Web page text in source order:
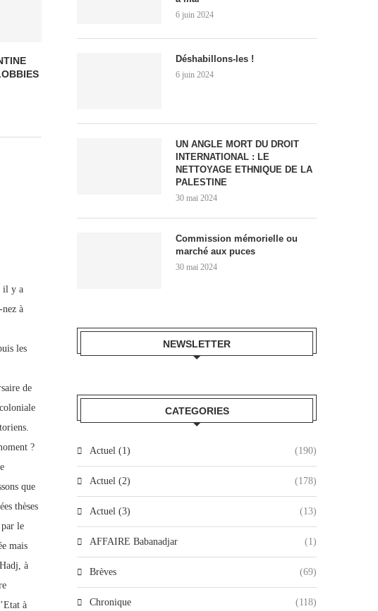
il y a
à
les
de
?
que
thèses
le
mais
à
à
6 juin 2024
Déshabillons-les !
6 juin 2024
UN ANGLE MORT DU DROIT
INTERNATIONAL : LE
NETTOYAGE ETHNIQUE DE LA
PALESTINE
30 mai 2024
Commission mémorielle ou
marché aux puces
30 mai 2024
NEWSLETTER
CATEGORIES
Actuel (1) (190)
Actuel (2) (178)
Actuel (3) (13)
AFFAIRE Babanadjar (1)
Brèves (69)
Chronique (118)